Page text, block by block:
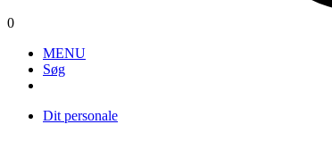
0
MENU
Søg
Dit personale